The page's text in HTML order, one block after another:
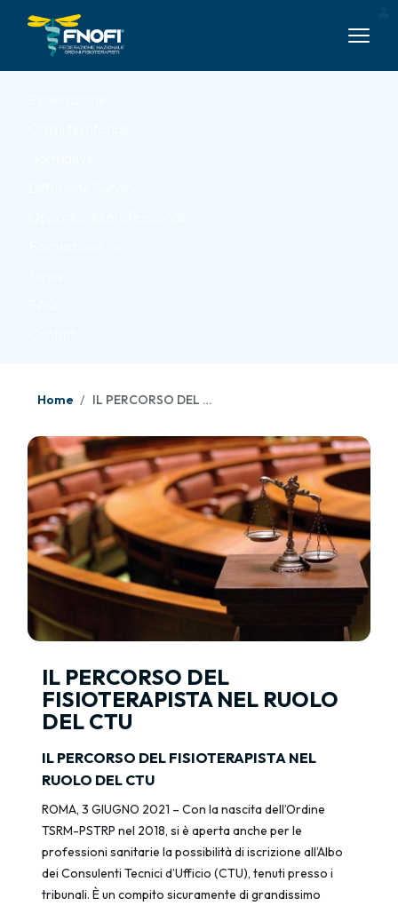
Skip to Main Content
Home IL PERCORSO DEL FISIOTERAPISTA NEL RUOLO DEL CTU
IL PERCORSO DEL
FISIOTERAPISTA NEL RUOLO
DEL CTU
IL PERCORSO DEL FISIOTERAPISTA NEL
RUOLO DEL CTU
ROMA, 3 GIUGNO 2021 – Con la nascita dell’Ordine
TSRM-PSTRP nel 2018, si è aperta anche per le
professioni sanitarie la possibilità di iscrizione all’Albo
dei Consulenti Tecnici d’Ufficio (CTU), tenuti presso i
tribunali. È un compito sicuramente di grandissimo